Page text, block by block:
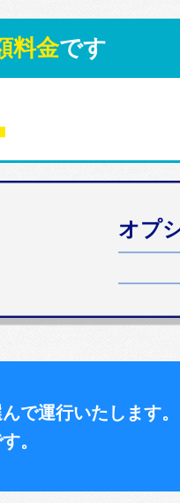
料金です
オプ
で運行いたします。
。